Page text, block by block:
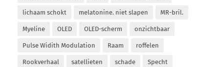
lichaam schokt melatonine. niet slapen MR-bril.
Myeline OLED OLED-scherm onzichtbaar
Pulse Widith Modulation Raam roffelen
Rookverhaal satellieten schade Specht